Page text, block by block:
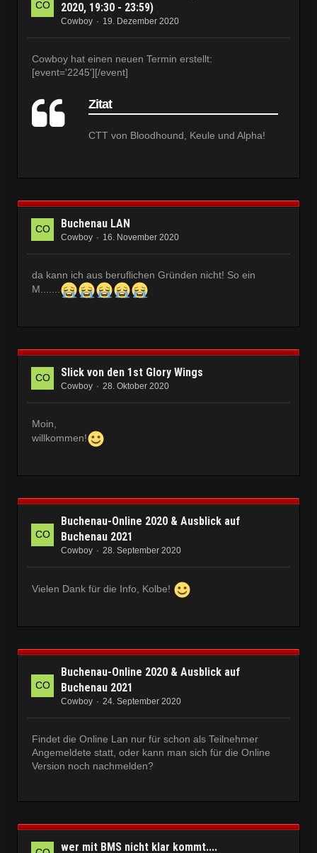
2020, 19:30 - 23:59)
Cowboy 19. Dezember 2020
Cowboy hat einen neuen Termin erstellt:
[event='2245'][/event]
Zitat
CTT von Bloodhound, Keule und Alpha!
Buchenau LAN
Cowboy 16. November 2020
da kann ich aus beruflichen Gründen nicht! So ein
M.......
Slick von den 1st Glory Wings
Cowboy 28. Oktober 2020
Moin,
willkommen!
Buchenau-Online 2020 & Ausblick auf
Buchenau 2021
Cowboy 28. September 2020
Vielen Dank für die Info, Kolbe!
Buchenau-Online 2020 & Ausblick auf
Buchenau 2021
Cowboy 24. September 2020
Findet die Online Lan nur für schon als Teilnehmer
Angemeldete statt, oder kann man sich für die Online
Version noch nachmelden?
wer mit BMS nicht klar kommt....